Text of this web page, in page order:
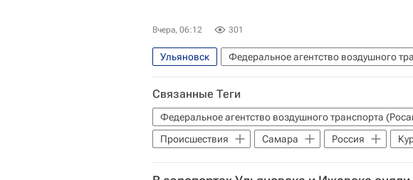
Вчера, 06:12 301
Ульяновск
Федеральное агентство воздушного
Происшествия
Связанные Теги
Федеральное агентство воздушного транспорта
Происшествия
Самара Россия